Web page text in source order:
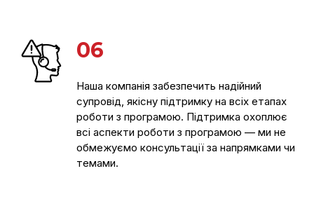
06
Наша компанія забезпечить надійний
супровід, якісну підтримку на всіх етапах
роботи з програмою. Підтримка охоплює
всі аспекти роботи з програмою — ми не
обмежуємо консультації за напрямками чи
темами.